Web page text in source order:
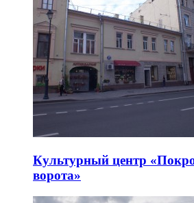
Культурный центр
ворота»